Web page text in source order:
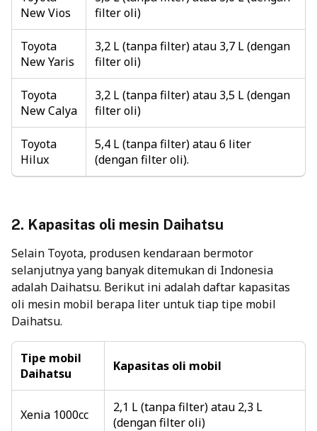
New Vios
filter oli)
Toyota
New Yaris
3,2 L (tanpa filter) atau 3,7 L (dengan
filter oli)
Toyota
New Calya
3,2 L (tanpa filter) atau 3,5 L (dengan
filter oli)
Toyota
Hilux
5,4 L (tanpa filter) atau 6 liter
(dengan filter oli).
2. Kapasitas oli mesin Daihatsu
Selain Toyota, produsen kendaraan bermotor
selanjutnya yang banyak ditemukan di Indonesia
adalah Daihatsu. Berikut ini adalah daftar kapasitas
oli mesin mobil berapa liter untuk tiap tipe mobil
Daihatsu.
Tipe mobil
Daihatsu
Kapasitas oli mobil
Xenia 1000cc
2,1 L (tanpa filter) atau 2,3 L
(dengan filter oli)